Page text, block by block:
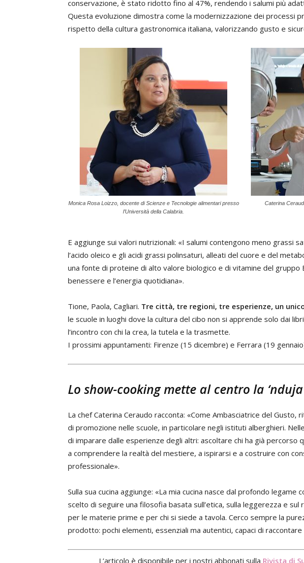
conservazione, è stato ridotto fino al 47%, rendendo i salumi più
Questa evoluzione dimostra come la modernizzazione dei processi
rispetto della cultura gastronomica italiana, valorizzando gusto e
Monica Rosa Loizzo, docente di Scienze e Tecnologie alimentari presso
l’Università della Calabria.
Caterina
E aggiunge sui valori nutrizionali: «I salumi contengono meno grassi
l’acido oleico e gli acidi grassi polinsaturi, alleati del cuore e del
una fonte di proteine di alto valore biologico e di vitamine del gruppo
benessere e l’energia quotidiana».
Tione, Paola, Cagliari. Tre città, tre regioni, tre esperienze, un
le scuole in luoghi dove la cultura del cibo non si apprende solo dai
l’incontro con chi la crea, la tutela e la trasmette.
I prossimi appuntamenti: Firenze (15 dicembre) e Ferrara (19
Lo show-cooking mette al centro la ‘nduja
La chef Caterina Ceraudo racconta: «Come Ambasciatrice del Gusto,
di promozione nelle scuole, in particolare negli istituti alberghieri.
di imparare dalle esperienze degli altri: ascoltare chi ha già percorso
a comprendere la realtà del mestiere, a ispirarsi e a costruire con
professionale».
Sulla sua cucina aggiunge: «La mia cucina nasce dal profondo legame
scelto di seguire una filosofia basata sull’etica, sulla leggerezza e
per le materie prime e per chi si siede a tavola. Cerco sempre la
prodotto: pochi elementi, essenziali ma autentici, capaci di
L’articolo è disponibile per i nostri abbonati sulla Rivista di